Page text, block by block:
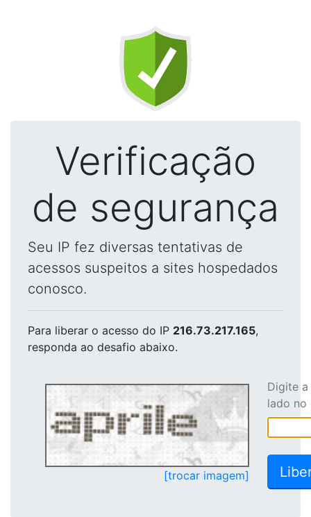
Verificação
de segurança
Seu IP fez diversas tentativas de
acessos suspeitos a sites hospedados
conosco.
Para liberar o acesso do IP 216.73.217.165,
responda ao desafio abaixo.
[trocar imagem]
Digite
lado no